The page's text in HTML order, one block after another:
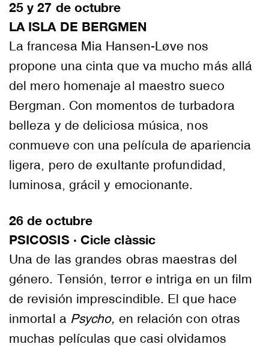
25 y 27 de octubre
LA ISLA DE BERGMEN
La francesa Mia Hansen-Løve nos
propone una cinta que va mucho más allá
del mero homenaje al maestro sueco
Bergman. Con momentos de turbadora
belleza y de deliciosa música, nos
conmueve con una película de apariencia
ligera, pero de exultante profundidad,
luminosa, grácil y emocionante.
26 de octubre
PSICOSIS · Cicle clàssic
Una de las grandes obras maestras del
género. Tensión, terror e intriga en un film
de revisión imprescindible. El que hace
inmortal a Psycho, en relación con otras
muchas películas que casi olvidamos